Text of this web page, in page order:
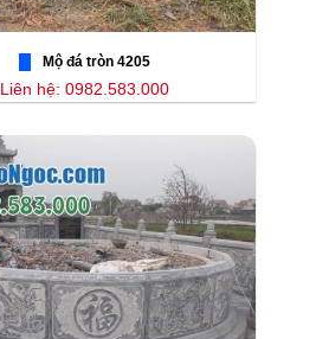
Mộ đá tròn 4205
Liên hệ: 0982.583.000